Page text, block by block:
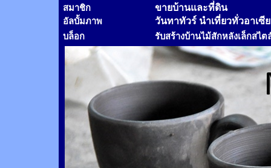
สมาชิก ขายบ้านและที่ดิน
อัลบั้มภาพ วันทาทัวร์ นำเที่ยวทั่วอาเซี
บล็อก รับสร้างบ้านไม้สักหลังเล็กสไต